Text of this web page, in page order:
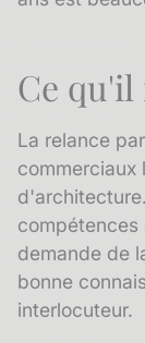
Ce
La relance
commerciaux
compétences
demande de
bonne
interlocuteur.